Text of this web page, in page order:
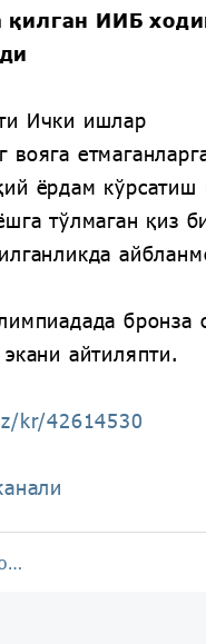
қилган ИИБ
Ички ишлар
вояга
ёрдам кўрсатиш
тўлмаган қиз
бронза
айтиляпти.
kr/42614530